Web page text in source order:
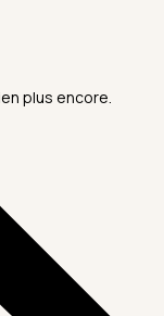
plus encore.